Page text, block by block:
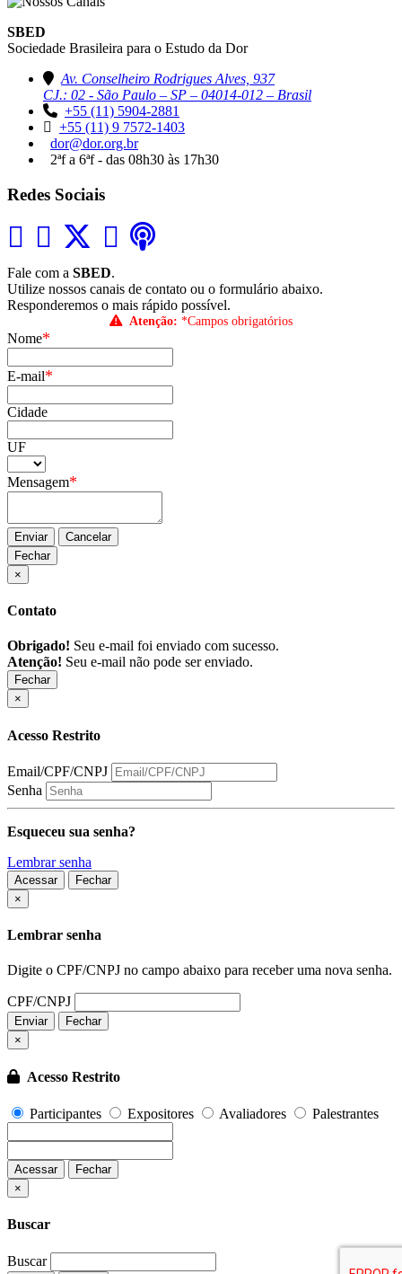
SBED
Sociedade Brasileira para o Estudo da Dor
Av. Conselheiro Rodrigues Alves, 937
CJ.: 02 - São Paulo – SP – 04014-012 – Brasil
+55 (11) 5904-2881
+55 (11) 9 7572-1403
dor@dor.org.br
2ªf a 6ªf - das 08h30 às 17h30
Redes Sociais
Fale com a SBED.
Utilize nossos canais de contato ou o formulário abaixo.
Responderemos o mais rápido possível.
Atenção: *Campos obrigatórios
Nome*
E-mail*
Cidade
UF
Mensagem*
Enviar
Cancelar
Fechar
×
Contato
Obrigado! Seu e-mail foi enviado com sucesso.
Atenção! Seu e-mail não pode ser enviado.
Fechar
×
Acesso Restrito
Email/CPF/CNPJ
Senha
Esqueceu sua senha?
Lembrar senha
Acessar
Fechar
×
Lembrar senha
Digite o CPF/CNPJ no campo abaixo para receber uma nova senha.
CPF/CNPJ
Enviar
Fechar
×
Acesso Restrito
Participantes Expositores Avaliadores Palestrantes
Acessar
Fechar
×
Buscar
Buscar